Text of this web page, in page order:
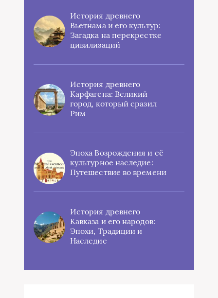
История древнего
Вьетнама и его культур:
Загадка на перекрестке
цивилизаций
История древнего
Карфагена: Великий
город, который сразил
Рим
Эпоха Возрождения и её
культурное наследие:
Путешествие во времени
История древнего
Кавказа и его народов:
Эпохи, Традиции и
Наследие